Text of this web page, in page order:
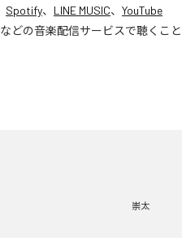
Spotify、 LINE MUSIC、 YouTube
などの音楽配信サービスで聴くこと
崇太